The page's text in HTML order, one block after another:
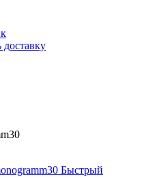
доставку
Быстрый